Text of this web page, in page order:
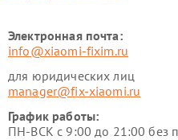
Электронная почта:
info@xiaomi-fixim.ru
для юридических лиц
manager@fix-xiaomi.ru
График работы:
ПН-ВСК с 9:00 до 21:00 без